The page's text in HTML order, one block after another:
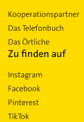
Kooperationspartner
Das Telefonbuch
Das Örtliche
Zu finden auf
Instagram
Facebook
Pinterest
TikTok